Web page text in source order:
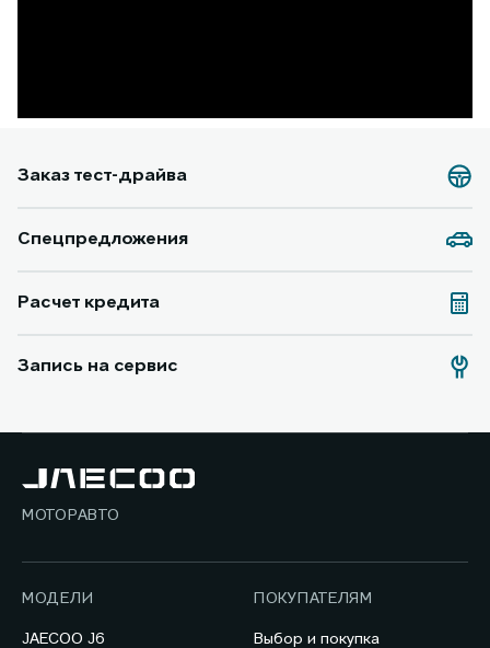
Заказ тест-драйва
Спецпредложения
Расчет кредита
Запись на сервис
МОТОРАВТО
МОДЕЛИ
JAECOO J6
ПОКУПАТЕЛЯМ
Выбор и покупка